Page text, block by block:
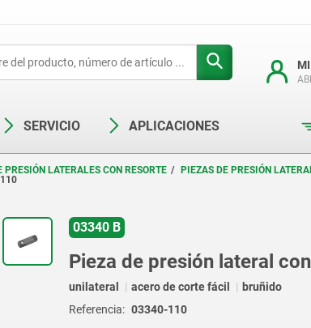
SERVICIO APLICACIONES
PRESIÓN LATERALES CON RESORTE
PIEZAS DE PRESIÓN
03340 B
Pieza de presión lateral
unilateral acero de corte fácil
bruñido
Referencia: 03340-110